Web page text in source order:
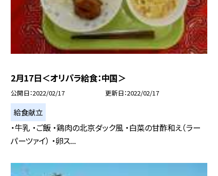
2月17日＜オリパラ給食：中国＞
公開日 2022/02/17 更新日 2022/02/17
給食献立
・牛乳 ・ご飯 ・鶏肉の北京ダック風 ・白菜の甘酢和え（ラー
パーツァイ） ・卵ス...